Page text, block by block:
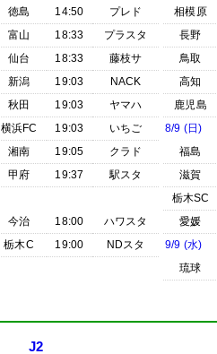
徳島 14:50
プレド
富山 18:33
プラスタ
仙台 18:33
藤枝サ
新潟 19:03
NACK
秋田 19:03
ヤマハ
横浜FC 19:03
いちご
湘南 19:05
クラド
甲府 19:37
駅スタ
今治 18:00
ハワスタ
栃木C 19:00 NDスタ
相模原
長野
鳥取
高知
鹿児島
8/9 (日)
福島
滋賀
栃木SC
愛媛
9/9 (水)
琉球
J2